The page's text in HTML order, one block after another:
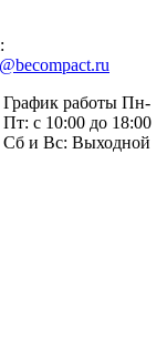
График работы Пн-
Пт: с 10:00 до 18:00
Cб и Вс: Выходной